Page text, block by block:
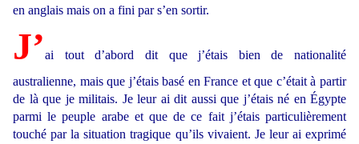
en anglais mais on a fini par s’en sortir.
J’ai tout d’abord dit que j’étais bien de nationalité
australienne, mais que j’étais basé en France et que c’était à partir
de là que je militais. Je leur ai dit aussi que j’étais né en Égypte
parmi le peuple arabe et que de ce fait j’étais particulièrement
touché par la situation tragique qu’ils vivaient. Je leur ai exprimé